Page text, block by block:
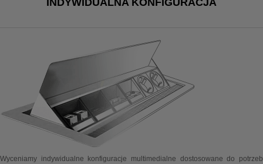
INDYWIDUALNA KONFIGURACJA
Wyceniamy indywidualne konfiguracje multimedialne dostosowane do potrzeb